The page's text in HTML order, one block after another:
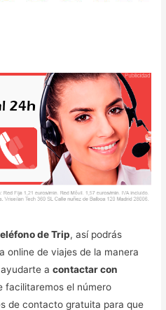
de Trip, así podrás
de viajes de la manera
ayudarte acontactar con
facilitaremos el número
de contacto gratuita para que